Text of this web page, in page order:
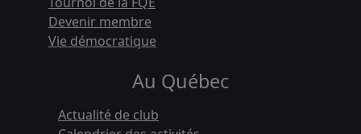
Devenir membre
Vie démocratique
Au Québec
Actualité de club